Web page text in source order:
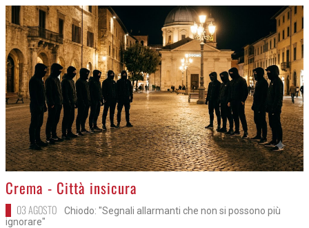
>
Crema - Città insicura
03 AGOSTO
Chiodo: "Segnali allarmanti che non si possono più
ignorare"